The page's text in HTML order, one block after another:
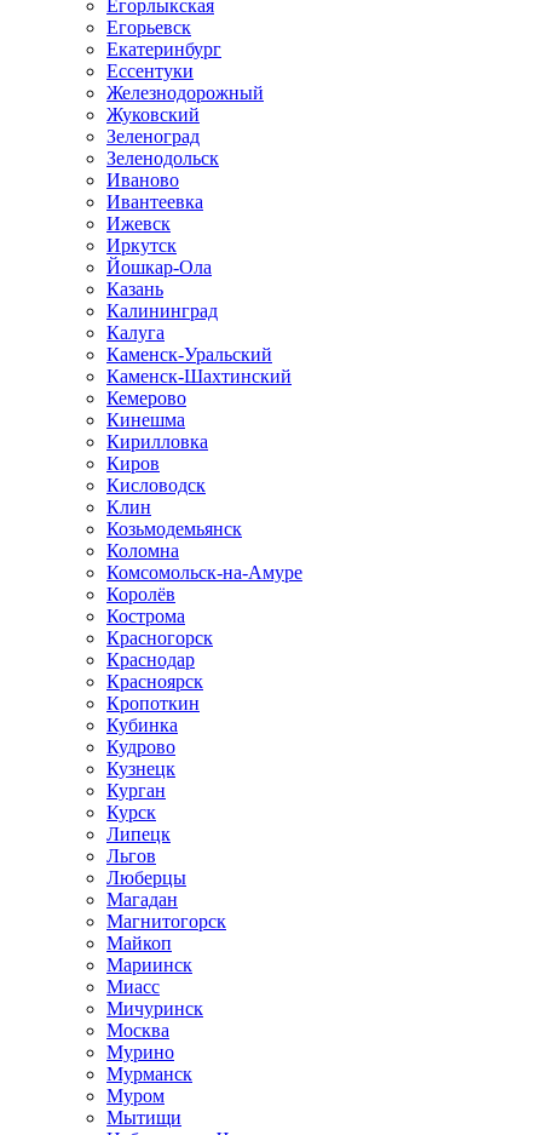
Егорлыкская
Егорьевск
Екатеринбург
Ессентуки
Железнодорожный
Жуковский
Зеленоград
Зеленодольск
Иваново
Ивантеевка
Ижевск
Иркутск
Йошкар-Ола
Казань
Калининград
Калуга
Каменск-Уральский
Каменск-Шахтинский
Кемерово
Кинешма
Кирилловка
Киров
Кисловодск
Клин
Козьмодемьянск
Коломна
Комсомольск-на-Амуре
Королёв
Кострома
Красногорск
Краснодар
Красноярск
Кропоткин
Кубинка
Кудрово
Кузнецк
Курган
Курск
Липецк
Льгов
Люберцы
Магадан
Магнитогорск
Майкоп
Мариинск
Миасс
Мичуринск
Москва
Мурино
Мурманск
Муром
Мытищи